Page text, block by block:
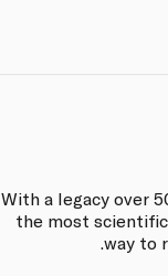
With a legacy over
the most
way to